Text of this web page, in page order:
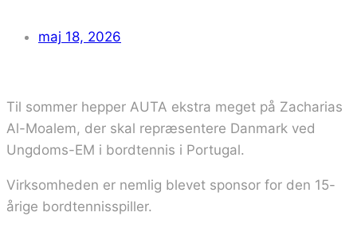
maj 18, 2026
Til sommer hepper AUTA ekstra meget på Zacharias
Al-Moalem, der skal repræsentere Danmark ved
Ungdoms-EM i bordtennis i Portugal.
Virksomheden er nemlig blevet sponsor for den 15-
årige bordtennisspiller.